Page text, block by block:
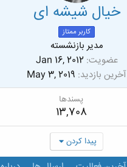
خیال شیشه ای
کاربر ممتاز
مدیر بازنشسته
عضویت Jan 16, 2012
آخرین بازدید May 3, 2019
پسندها
13,708
پیدا کردن